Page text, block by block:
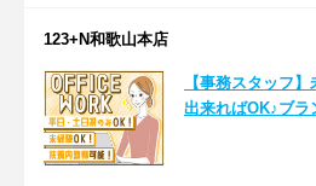
123+N和歌山本店
【事務スタッフ
出来ればOK♪ブラ